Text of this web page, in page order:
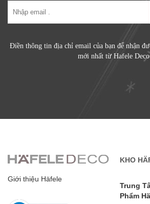
Điền thông tin địa chỉ email của bạn để nhận
mới nhất từ Hafele
Giới thiệu Häfele
KHO
Trung
Phẩm